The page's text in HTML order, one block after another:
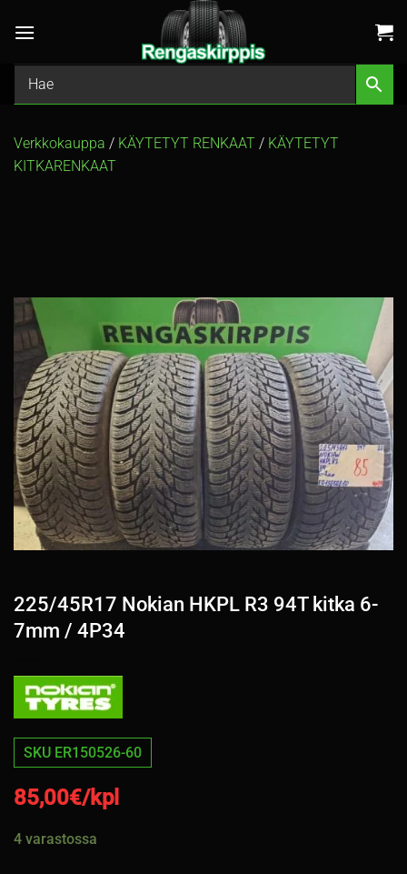
Verkkokauppa / KÄYTETYT RENKAAT / KÄYTETYT
KITKARENKAAT
225/45R17 Nokian HKPL R3 94T kitka 6-
7mm / 4P34
SKU ER150526-60
85,00€/kpl
4 varastossa